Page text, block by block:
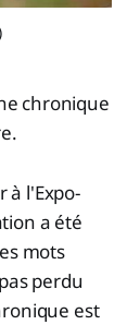
chronique
à l'Expo-
a été
mots
perdu
est